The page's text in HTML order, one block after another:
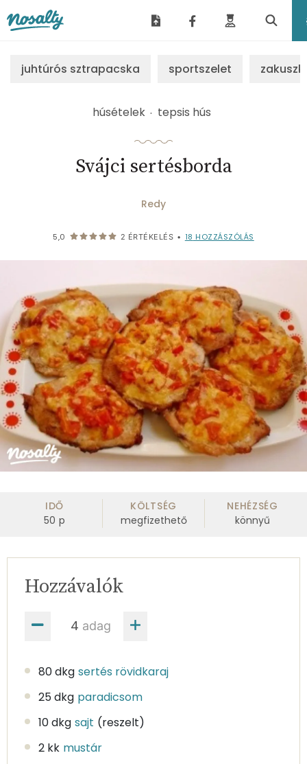
juhtúrós sztrapacska sportszelet
húsételek tepsis hús
Svájci sertésborda
Redy
5,0 2 ÉRTÉKELÉS • 18 HOZZÁSZÓLÁS
IDŐ
50 p
KÖLTSÉG
megfizethető
NEHÉZSÉG
könnyű
adag
Hozzávalók
80 dkg sertés rövidkaraj
25 dkg paradicsom
10 dkg sajt (reszelt)
2 kk mustár